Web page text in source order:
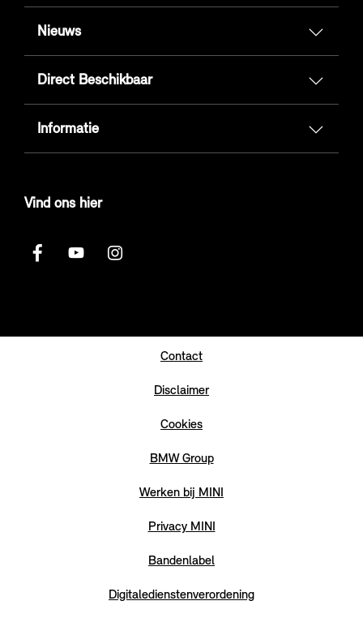
Nieuws
Direct Beschikbaar
Informatie
Vind ons hier
Contact
Disclaimer
Cookies
BMW Group
Werken bij MINI
Privacy MINI
Bandenlabel
Digitaledienstenverordening